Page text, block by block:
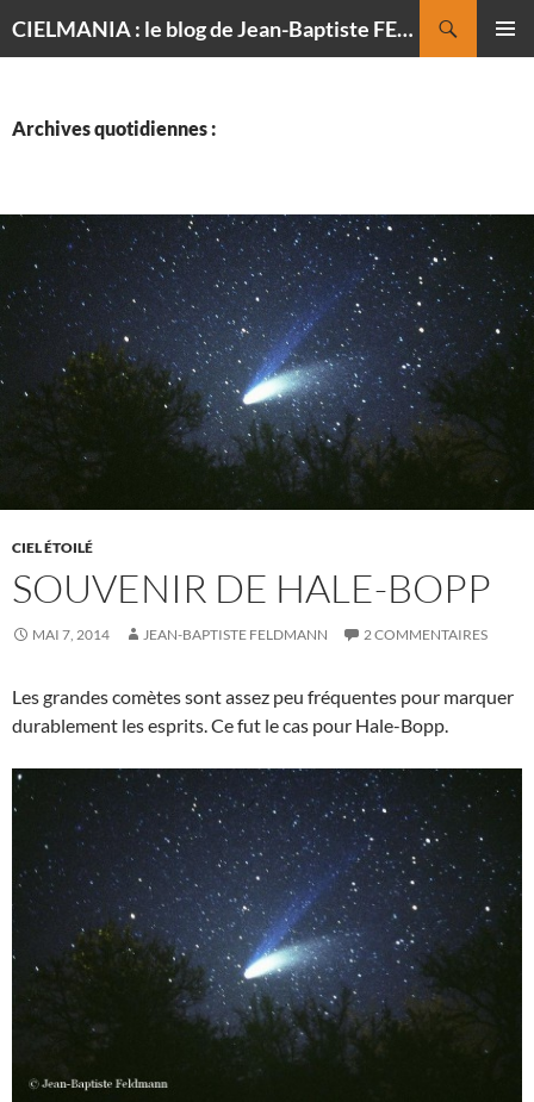
CIELMANIA : le blog de Jean-Baptiste FELDMANN, photographe du ciel
Archives quotidiennes :
CIEL ÉTOILÉ
SOUVENIR DE HALE-BOPP
MAI 7, 2014 JEAN-BAPTISTE FELDMANN 2 COMMENTAIRES
Les grandes comètes sont assez peu fréquentes pour marquer
durablement les esprits. Ce fut le cas pour Hale-Bopp.